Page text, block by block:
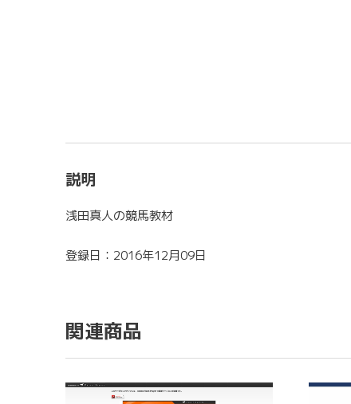
説明
浅田真人の競馬教材
登録日：2016年12月09日
関連商品